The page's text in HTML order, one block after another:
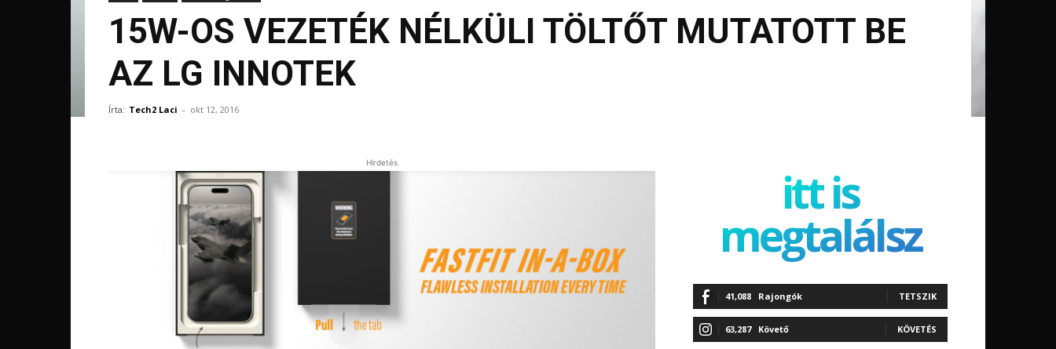
15W-OS VEZETÉK NÉLKÜLI TÖLTŐT MUTATOTT BE
AZ LG INNOTEK
Írta: Tech2 Laci - okt 12, 2016
Hirdetés itt is
megtalálsz
41,088 Rajongók TETSZIK
63,287 Követő KÖVETÉS